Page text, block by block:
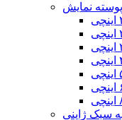
پوسته نمایش
سبک ژاپنی